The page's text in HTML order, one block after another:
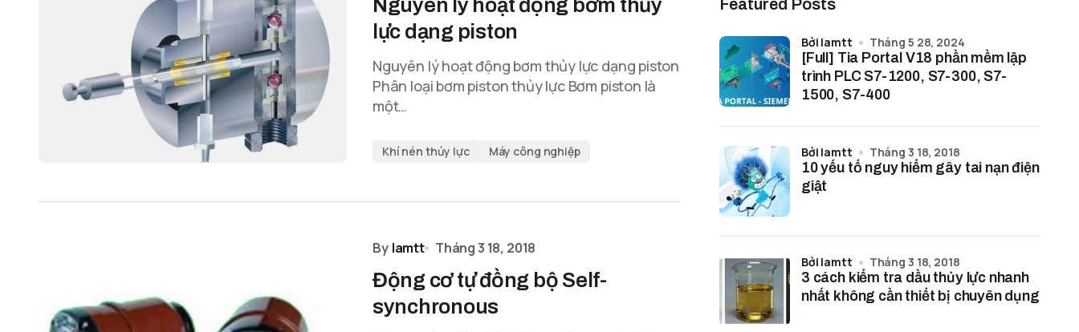
Nguyên lý hoạt động bơm thủy
lực dạng piston
Nguyên lý hoạt động bơm thủy lực dạng piston
Phân loại bơm piston thủy lực Bơm piston là
một…
Khí nén thủy lực Máy công nghiệp
By lamtt Tháng 3 18, 2018
Động cơ tự đồng bộ Self-
synchronous
Featured Posts
[Full] Tia Portal V18 phần mềm lập
trình PLC S7-1200, S7-300, S7-
1500, S7-400
bởi lamtt Tháng 5 28, 2024
10 yếu tố nguy hiểm gây tai nạn điện
giật
bởi lamtt Tháng 3 18, 2018
3 cách kiểm tra dầu thủy lực nhanh
nhất không cần thiết bị chuyên dụng
bởi lamtt Tháng 3 18, 2018